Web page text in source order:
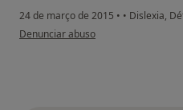
24 de março de 2015 • • Dislexia,
na opinião do utilizador Conta
Denunciar abuso